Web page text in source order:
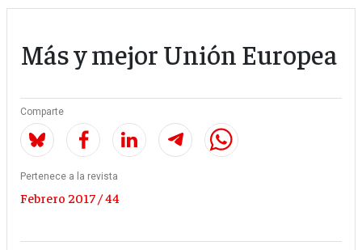
Más y mejor Unión Europea
Comparte
Pertenece a la revista
Febrero 2017 / 44